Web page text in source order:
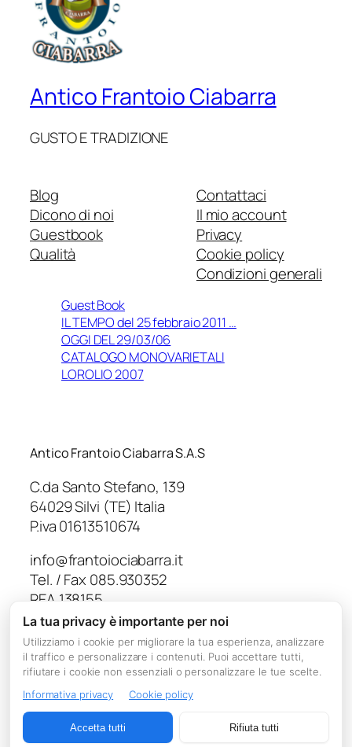
Antico Frantoio Ciabarra
GUSTO E TRADIZIONE
Blog
Dicono di noi
Guestbook
Qualità
Contattaci
Il mio account
Privacy
Cookie policy
Condizioni generali
Guest Book
IL TEMPO del 25 febbraio 2011 …
OGGI DEL 29/03/06
CATALOGO MONOVARIETALI
LOROLIO 2007
Antico Frantoio Ciabarra S.A.S
C.da Santo Stefano, 139
64029 Silvi (TE) Italia
P.iva 01613510674
info@frantoiociabarra.it
Tel. / Fax 085.930352
REA 138155
Capitale Sociale € 10.000,00
La tua privacy è importante per noi
Utilizziamo i cookie per migliorare la tua esperienza, analizzare
il traffico e personalizzare i contenuti. Puoi accettare tutti,
rifiutare i cookie non essenziali o personalizzare le tue scelte.
Informativa privacy
Cookie policy
Accetta tutti Rifiuta tutti